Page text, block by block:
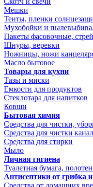
Мешки
Тенты, пленки
Мухобойки и
Пакеты фасовочные,
Шнуры, веревки
Ножницы, ножи
Масло бытовое
Товары для кухни
Тазы и миски
Емкости для продуктов
Стеклотара для напитков
Ковши
Бытовая химия
Средства для чистки,
Средства для чистки
Средства для стирки
Мыло
Личная гигиена
Туалетная бумага,
Антисептики от грибка
Средства от домашних